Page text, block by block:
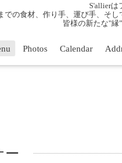
S'allierは
での食材、作り手、運び手、そ
皆様の新たな"縁
Photos Calendar
ー